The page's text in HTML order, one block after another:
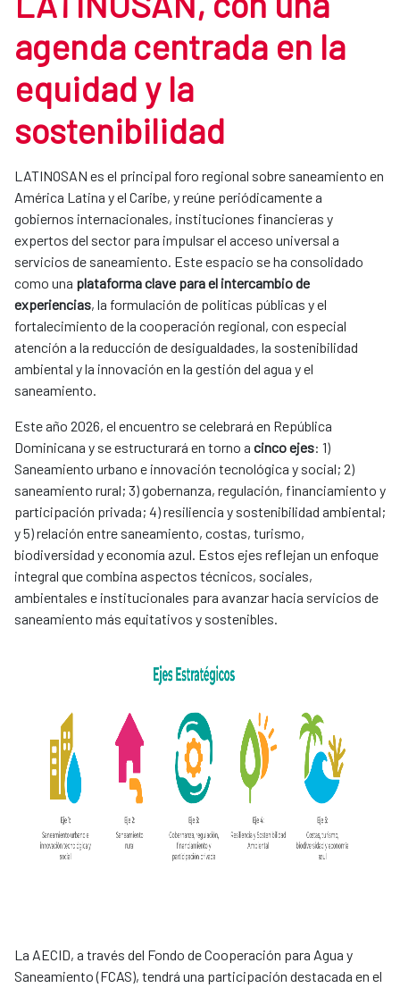
agenda centrada en la
equidad y la
sostenibilidad
LATINOSAN es el principal foro regional sobre saneamiento en
América Latina y el Caribe, y reúne periódicamente a
gobiernos internacionales, instituciones financieras y
expertos del sector para impulsar el acceso universal a
servicios de saneamiento. Este espacio se ha consolidado
como una plataforma clave para el intercambio de
experiencias, la formulación de políticas públicas y el
fortalecimiento de la cooperación regional, con especial
atención a la reducción de desigualdades, la sostenibilidad
ambiental y la innovación en la gestión del agua y el
saneamiento.
Este año 2026, el encuentro se celebrará en República
Dominicana y se estructurará en torno a cinco ejes: 1)
Saneamiento urbano e innovación tecnológica y social; 2)
saneamiento rural; 3) gobernanza, regulación, financiamiento y
participación privada; 4) resiliencia y sostenibilidad ambiental;
y 5) relación entre saneamiento, costas, turismo,
biodiversidad y economía azul. Estos ejes reflejan un enfoque
integral que combina aspectos técnicos, sociales,
ambientales e institucionales para avanzar hacia servicios de
saneamiento más equitativos y sostenibles.
La AECID, a través del Fondo de Cooperación para Agua y
Saneamiento (FCAS), tendrá una participación destacada en el